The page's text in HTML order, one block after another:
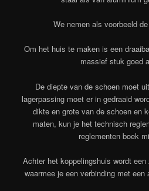
We nemen als voorbeeld
Om het huis te maken is een
massief stuk goed
De diepte van de schoen moet
lagerpassing moet er in gedraaid
dikte en grote van de schoen en
maten, kun je het technisch
reglementen boek
Achter het koppelingshuis wordt
waarmee je een verbinding met